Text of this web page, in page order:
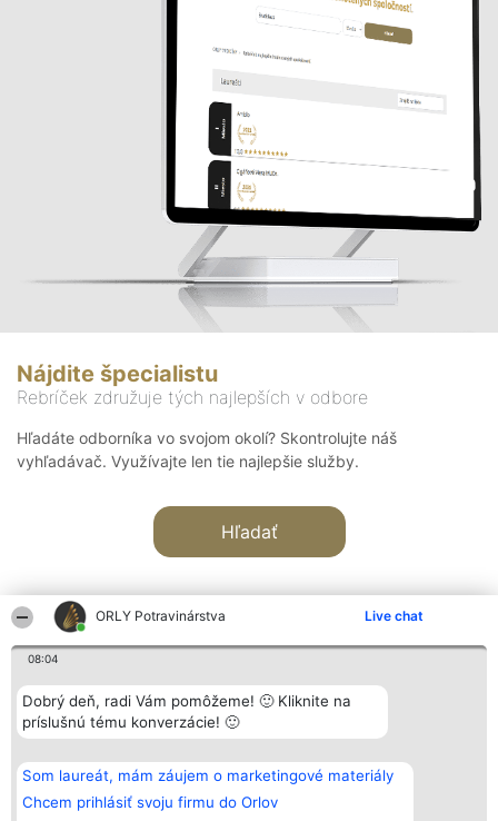
ORLY Potravinárstva Live chat
08:04
Dobrý deň, radi Vám pomôžeme! 🙂 Kliknite na
príslušnú tému konverzácie! 🙂
Som laureát, mám záujem o marketingové materiály
Chcem prihlásiť svoju firmu do Orlov
Nájdite špecialistu
Rebríček združuje tých najlepších v odbore
Hľadáte odborníka vo svojom okolí? Skontrolujte náš
vyhľadávač. Využívajte len tie najlepšie služby.
Hľadať
Organizátor hodnotenia
Bright Side Solutions sp. z o.
o. sp. k.
Wrocław 50-079
KRS 0000749100 | Regon
381313360 | NIP 8943132676
+48 508 492 400
Hodnotenie
Laureáti
Lista
Laureatów
Podmienky
Obchodné
podmienky
Kontakt
Kontakt